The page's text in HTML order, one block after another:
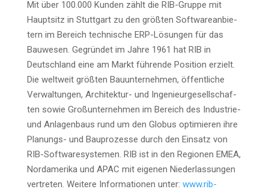
Mit über 100.000 Kun­den zählt die RIB-Grup­pe mit
Haupt­sitz in Stutt­gart zu den größ­ten Soft­ware­an­bie­
tern im Bereich tech­ni­sche ERP-Lösun­gen für das
Bau­we­sen. Gegrün­det im Jah­re 1961 hat RIB in
Deutsch­land eine am Markt füh­ren­de Posi­ti­on erzielt.
Die welt­weit größ­ten Bau­un­ter­neh­men, öffent­li­che
Ver­wal­tun­gen, Archi­tek­tur- und Inge­nieur­ge­sell­schaf­
ten sowie Groß­un­ter­neh­men im Bereich des Indus­trie-
und Anla­gen­baus rund um den Glo­bus opti­mie­ren ihre
Pla­nungs- und Bau­pro­zes­se durch den Ein­satz von
RIB-Soft­ware­sys­te­men. RIB ist in den Regio­nen EMEA,
Nord­ame­ri­ka und APAC mit eige­nen Nie­der­las­sun­gen
ver­tre­ten. Wei­te­re Infor­ma­tio­nen unter: www.rib-